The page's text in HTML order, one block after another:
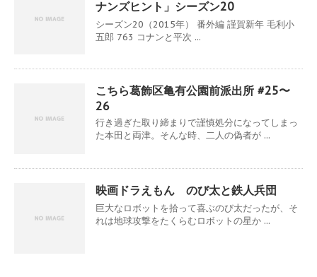
ナンズヒント」シーズン20
シーズン20（2015年） 番外編 謹賀新年 毛利小
五郎 763 コナンと平次 ...
こちら葛飾区亀有公園前派出所 #25〜
26
行き過ぎた取り締まりで謹慎処分になってしまっ
た本田と両津。そんな時、二人の偽者が ...
映画ドラえもん のび太と鉄人兵団
巨大なロボットを拾って喜ぶのび太だったが、そ
れは地球攻撃をたくらむロボットの星か ...